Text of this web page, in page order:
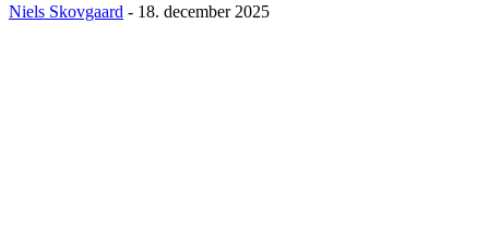
Niels Skovgaard - 18. december 2025